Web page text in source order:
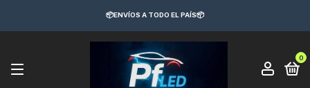
📦ENVÍOS A TODO EL PAÍS📦
0